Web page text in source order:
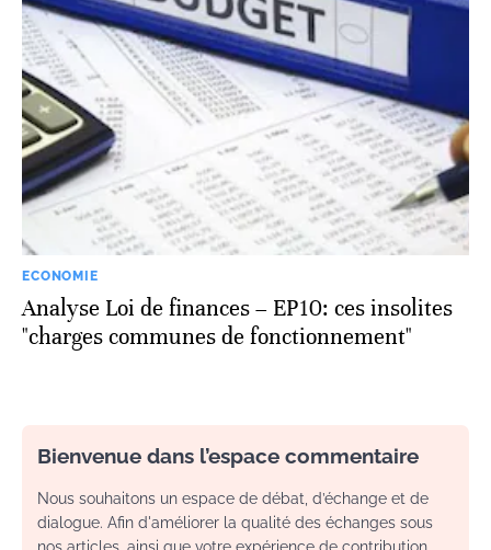
ECONOMIE
Analyse Loi de finances – EP10: ces insolites
"charges communes de fonctionnement"
Bienvenue dans l’espace commentaire
Nous souhaitons un espace de débat, d’échange et de
dialogue. Afin d'améliorer la qualité des échanges sous
nos articles, ainsi que votre expérience de contribution,